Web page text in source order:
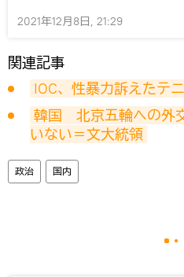
2021年12月8日, 21:29
関連記事
IOC、性暴力訴えたテ
韓国　北京五輪への外
いない＝文大統領
政治 国内